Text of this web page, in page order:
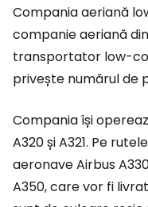
Compania aeriană
companie aeriană
transportator low-
privește numărul de
Compania își
A320 și A321. Pe
aeronave Airbus
A350, care vor fi